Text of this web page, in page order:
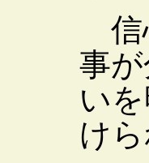
信
事
い
け